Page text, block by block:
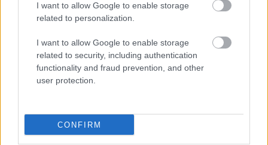
I want to allow Google to enable storage
related to personalization.
I want to allow Google to enable storage
related to security, including authentication
functionality and fraud prevention, and other
user protection.
CONFIRM
67 évesen utaztam először Máltára, és úgy
döntöttem,